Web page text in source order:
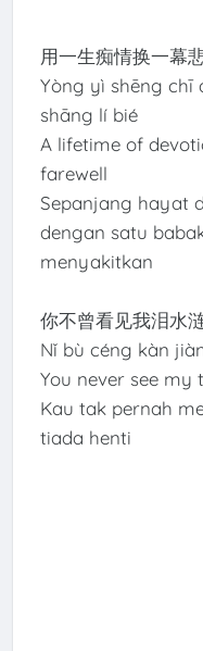
用一生痴情换一幕
Yòng yì shēng chī
shāng lí bié
A lifetime of
farewell
Sepanjang hayat
dengan satu
menyakitkan
你不曾看见我泪水
Nǐ bù céng kàn
You never see my
Kau tak pernah
tiada henti